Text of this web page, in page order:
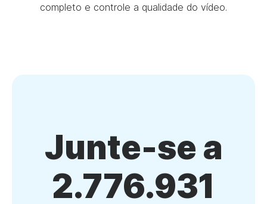
completo e controle a qualidade do vídeo.
Junte-se a
2.776.931